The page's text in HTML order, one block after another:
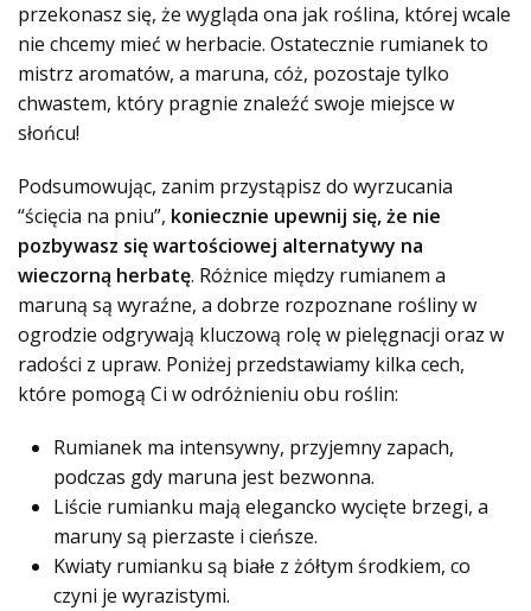
przekonasz się, że wygląda ona jak roślina, której wcale
nie chcemy mieć w herbacie. Ostatecznie rumianek to
mistrz aromatów, a maruna, cóż, pozostaje tylko
chwastem, który pragnie znaleźć swoje miejsce w
słońcu!
Podsumowując, zanim przystąpisz do wyrzucania
“ścięcia na pniu”, koniecznie upewnij się, że nie
pozbywasz się wartościowej alternatywy na
wieczorną herbatę. Różnice między rumianem a
maruną są wyraźne, a dobrze rozpoznane rośliny w
ogrodzie odgrywają kluczową rolę w pielęgnacji oraz w
radości z upraw. Poniżej przedstawiamy kilka cech,
które pomogą Ci w odróżnieniu obu roślin:
Rumianek ma intensywny, przyjemny zapach,
podczas gdy maruna jest bezwonna.
Liście rumianku mają elegancko wycięte brzegi, a
maruny są pierzaste i cieńsze.
Kwiaty rumianku są białe z żółtym środkiem, co
czyni je wyrazistymi.